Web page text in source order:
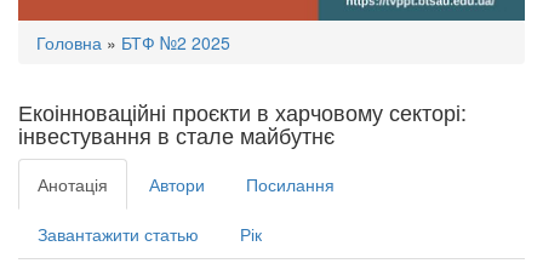
Ви
тут
Головна » БТФ №2 2025
Екоінноваційні проєкти в харчовому секторі:
інвестування в стале майбутнє
Анотація Автори Посилання
Завантажити статью Рік